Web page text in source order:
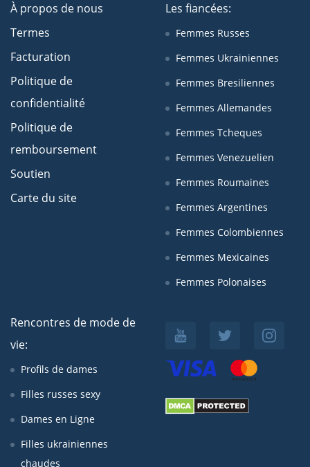
À propos de nous
Termes
Facturation
Politique de
confidentialité
Politique de
remboursement
Soutien
Carte du site
Les fiancées:
Femmes Russes
Femmes Ukrainiennes
Femmes Bresiliennes
Femmes Allemandes
Femmes Tcheques
Femmes Venezuelien
Femmes Roumaines
Femmes Argentines
Femmes Colombiennes
Femmes Mexicaines
Femmes Polonaises
Rencontres de mode de
vie:
Profils de dames
Filles russes sexy
Dames en Ligne
Filles ukrainiennes
chaudes